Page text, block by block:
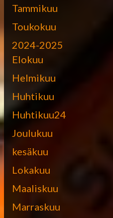
Tammikuu
Toukokuu
2024-2025
Elokuu
Helmikuu
Huhtikuu
Huhtikuu24
Joulukuu
kesäkuu
Lokakuu
Maaliskuu
Marraskuu